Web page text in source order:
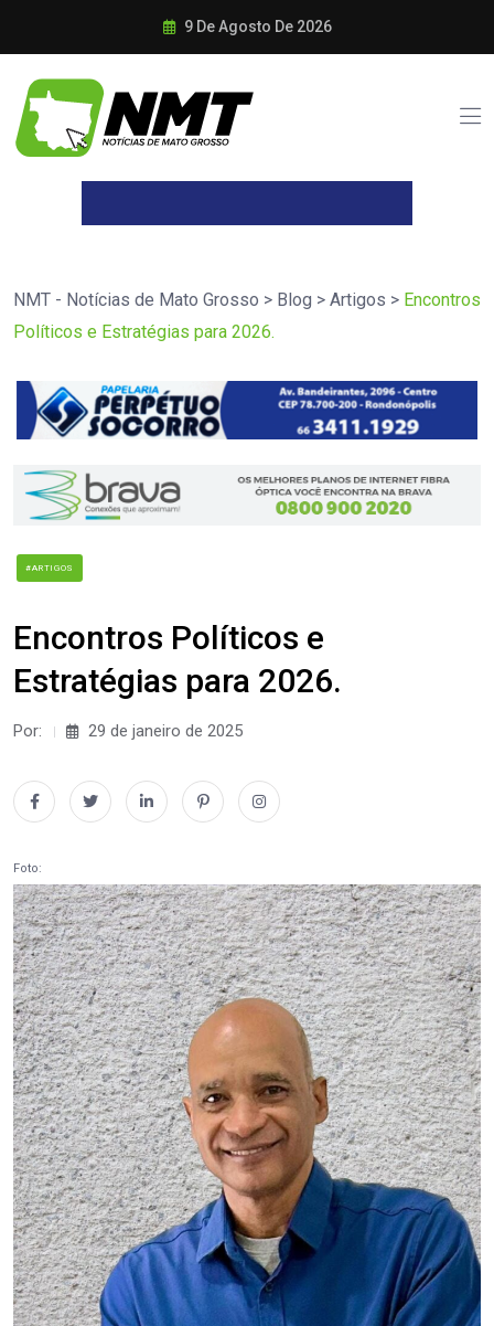
9 De Agosto De 2026
NMT - Notícias de Mato Grosso > Blog > Artigos > Encontros
Políticos e Estratégias para 2026.
#ARTIGOS
Encontros Políticos e
Estratégias para 2026.
Por: 29 de janeiro de 2025
Foto: